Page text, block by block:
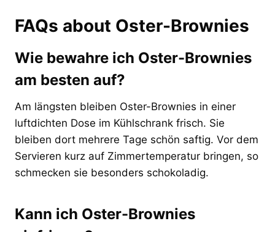
FAQs about Oster-Brownies
Wie bewahre ich Oster-Brownies
am besten auf?
Am längsten bleiben Oster-Brownies in einer
luftdichten Dose im Kühlschrank frisch. Sie
bleiben dort mehrere Tage schön saftig. Vor dem
Servieren kurz auf Zimmertemperatur bringen, so
schmecken sie besonders schokoladig.
Kann ich Oster-Brownies